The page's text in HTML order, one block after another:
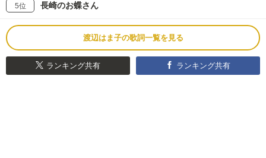
5位 長崎のお蝶さん
渡辺はま子の歌詞一覧を見る
ランキング共有 ランキング共有